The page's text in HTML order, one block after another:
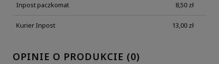
Inpost paczkomat 8,50 zł
Kurier Inpost 13,00 zł
OPINIE O PRODUKCIE (0)